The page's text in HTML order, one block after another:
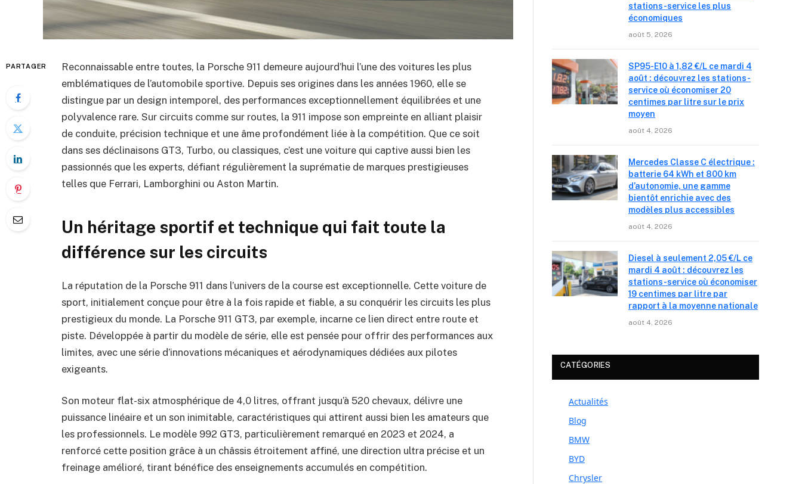
PARTAGER
Reconnaissable entre toutes, la Porsche 911 demeure aujourd’hui l’une des voitures les plus
emblématiques de l’automobile sportive. Depuis ses origines dans les années 1960, elle se
distingue par un design intemporel, des performances exceptionnellement équilibrées et une
polyvalence rare. Sur circuits comme sur routes, la 911 impose son empreinte en alliant plaisir
de conduite, précision technique et une âme profondément liée à la compétition. Que ce soit
dans ses déclinaisons GT3, Turbo, ou classiques, c’est une voiture qui captive aussi bien les
passionnés que les experts, défiant régulièrement la suprématie de marques prestigieuses
telles que Ferrari, Lamborghini ou Aston Martin.
Un héritage sportif et technique qui fait toute la
différence sur les circuits
La réputation de la Porsche 911 dans l’univers de la course est exceptionnelle. Cette voiture de
sport, initialement conçue pour être à la fois rapide et fiable, a su conquérir les circuits les plus
prestigieux du monde. La Porsche 911 GT3, par exemple, incarne ce lien direct entre route et
piste. Développée à partir du modèle de série, elle est pensée pour offrir des performances aux
limites, avec une série d’innovations mécaniques et aérodynamiques dédiées aux pilotes
exigeants.
Son moteur flat-six atmosphérique de 4,0 litres, offrant jusqu’à 520 chevaux, délivre une
puissance linéaire et un son inimitable, caractéristiques qui attirent aussi bien les amateurs que
les professionnels. Le modèle 992 GT3, particulièrement remarqué en 2023 et 2024, a
renforcé cette position grâce à un châssis étroitement affiné, une direction ultra précise et un
freinage amélioré, tirant bénéfice des enseignements accumulés en compétition.
stations-service les plus
économiques
août 5, 2026
SP95-E10 à 1,82 €/L ce mardi 4
août : découvrez les stations-
service où économiser 20
centimes par litre sur le prix
moyen
août 4, 2026
Mercedes Classe C électrique :
batterie 64 kWh et 800 km
d’autonomie, une gamme
bientôt enrichie avec des
modèles plus accessibles
août 4, 2026
Diesel à seulement 2,05 €/L ce
mardi 4 août : découvrez les
stations-service où économiser
19 centimes par litre par
rapport à la moyenne nationale
août 4, 2026
CATÉGORIES
Actualités
Blog
BMW
BYD
Chrysler